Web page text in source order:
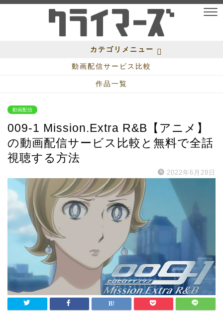
カテゴリメニュー
動画配信サービス比較
作品一覧
動画配信
009-1 Mission.Extra R&B【アニメ】
の動画配信サービス比較と無料で全話
視聴する方法
2022年6月28日